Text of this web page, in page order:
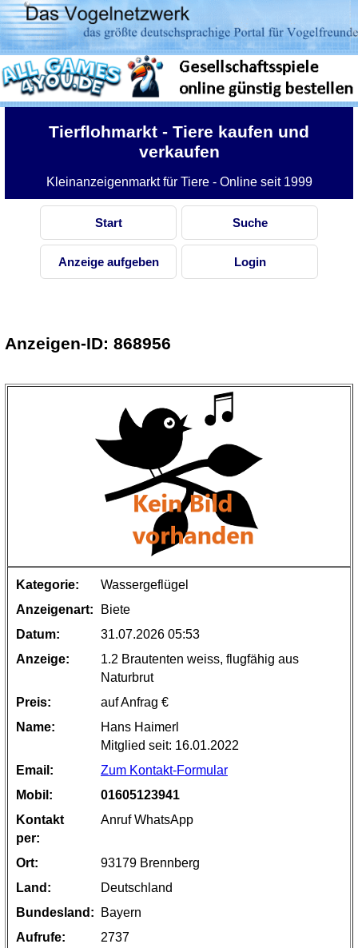
Tierflohmarkt - Tiere kaufen und
verkaufen
Kleinanzeigenmarkt für Tiere - Online seit 1999
Start Suche
Anzeige aufgeben Login
Anzeigen-ID: 868956
Kategorie:
Wassergeflügel
Anzeigenart:
Biete
Datum:
31.07.2026 05:53
Anzeige:
1.2 Brautenten weiss, flugfähig aus
Naturbrut
Preis:
auf Anfrag €
Name:
Hans Haimerl
Mitglied seit: 16.01.2022
Email:
Zum Kontakt-Formular
Mobil:
01605123941
Kontakt
per:
Anruf WhatsApp
Ort:
93179 Brennberg
Land:
Deutschland
Bundesland:
Bayern
Aufrufe:
2737